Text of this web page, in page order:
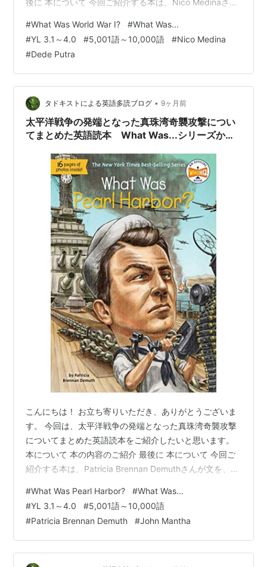
後に 本について 今回ご紹介する本は、Nico Medinaさん
本、『What Was World War I?』です。 元々は、アメリ
カの子ども向けに書かれた本ですが、日本でも多読用と
して人気のあるシリーズです。 YL 2.8～3.8程度 語数は
8,354語 シリーズ：What Was...の本です。 What Was
World…
#What Was World War I? #What Was...
#YL 3.1～4.0 #5,001語～10,000語 #Nico Medina
#Dede Putra
タドキストによる英語多読ブログ • 9ヶ月前
太平洋戦争の発端となった真珠湾奇襲攻撃につい
てまとめた英語読本 What Was...シリーズから
こんにちは！ お立ち寄りいただき、ありがとうございま
す。 今回は、太平洋戦争の発端となった真珠湾奇襲攻撃
についてまとめた英語読本をご紹介したいと思います。
本について 本の内容のご紹介 最後に 本について 今回ご
紹介する本は、Patricia Brennan Demuthさんが文を、
『What Was Pearl Harbor?』です。 元々は、アメリカの
子ども向けに書かれた本ですが、日本でも多読用として
人気のあるシリーズです。 YL 2.8～3.8程度 語数は
6,674語 シリーズ：What Was...の本です。 What Was
P…
#What Was Pearl Harbor? #What Was...
#YL 3.1～4.0 #5,001語～10,000語
#Patricia Brennan Demuth #John Mantha